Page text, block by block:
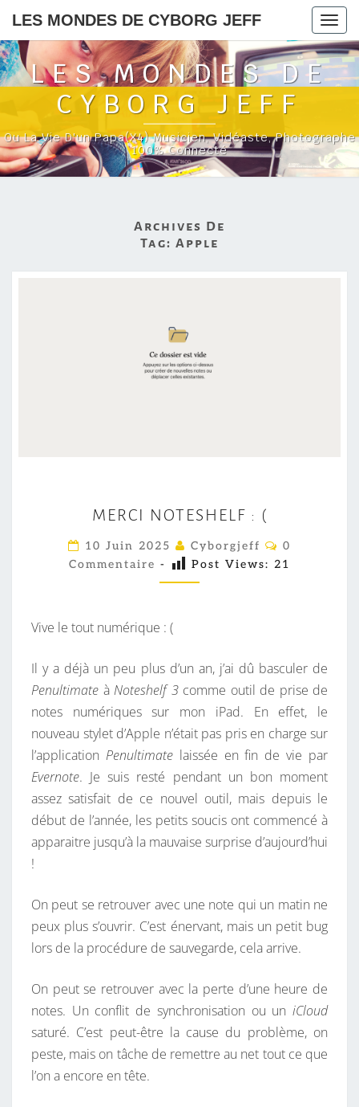
LES MONDES DE CYBORG JEFF
LES MONDES DE
CYBORG JEFF
Ou La Vie D'un Papa(x4) Musicien, Vidéaste, Photographe
100% Connecté
Archives De
Tag: Apple
E
R
C
I
E
S
H
E
L
F
:
(
MERCI NOTESHELF : (
10 Juin 2025 Cyborgjeff
C
M
E
0
Commentaire - Post Views: 21
Vive le tout numérique : (
Il y a déjà un peu plus d’un an, j’ai dû basculer de
Penultimate à Noteshelf 3comme outil de prise de
notes numériques sur mon iPad. En effet, le
nouveau stylet d’Apple n’était pas pris en charge sur
l’application Penultimatelaissée en fin de vie par
Evernote. Je suis resté pendant un bon moment
assez satisfait de ce nouvel outil, mais depuis le
début de l’année, les petits soucis ont commencé à
apparaitre jusqu’à la mauvaise surprise d’aujourd’hui
!
On peut se retrouver avec une note qui un matin ne
peux plus s’ouvrir. C’est énervant, mais un petit bug
lors de la procédure de sauvegarde, cela arrive.
On peut se retrouver avec la perte d’une heure de
notes. Un conflit de synchronisation ou un iCloud
saturé. C’est peut-être la cause du problème, on
peste, mais on tâche de remettre au net tout ce que
l’on a encore en tête.